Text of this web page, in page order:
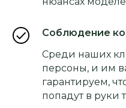
Соблюдение
Среди наших
персоны, и им
гарантируем,
попадут в руки